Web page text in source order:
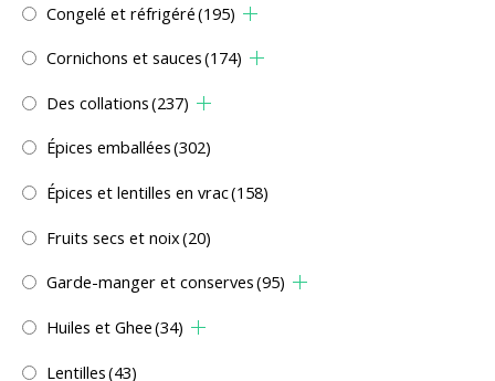
Congelé et réfrigéré(195)
Cornichons et sauces(174)
Des collations(237)
Épices emballées(302)
Épices et lentilles en vrac(158)
Fruits secs et noix(20)
Garde-manger et conserves(95)
Huiles et Ghee(34)
Lentilles(43)